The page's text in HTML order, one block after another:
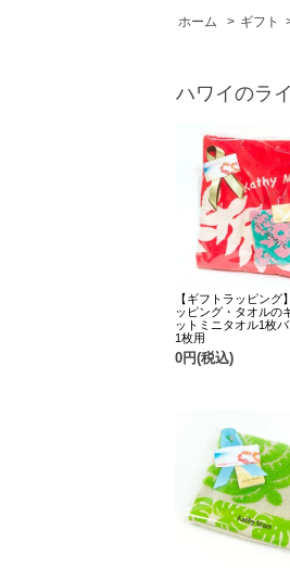
ホーム > ギフト
ハワイのラ
【ギフトラッピング
ッピング・タオルの
ットミニタオル1枚
1枚用
0円(税込)